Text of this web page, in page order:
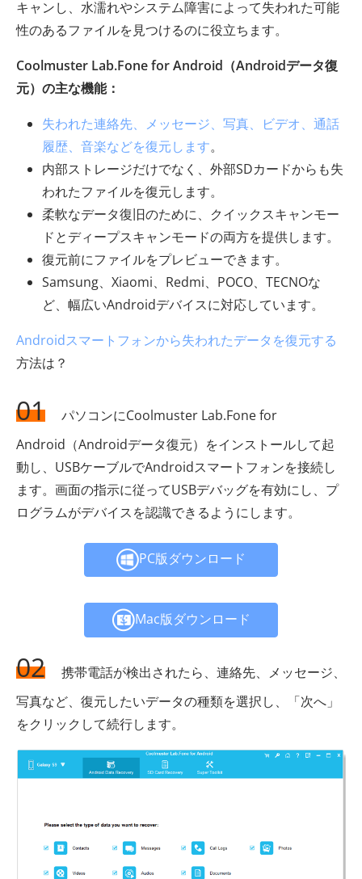
キャンし、水濡れやシステム障害によって失われた可能
性のあるファイルを見つけるのに役立ちます。
Coolmuster Lab.Fone for Android（Androidデータ復
元）の主な機能：
失われた連絡先、メッセージ、写真、ビデオ、通話
履歴、音楽などを復元します。
内部ストレージだけでなく、外部SDカードからも失
われたファイルを復元します。
柔軟なデータ復旧のために、クイックスキャンモー
ドとディープスキャンモードの両方を提供します。
復元前にファイルをプレビューできます。
Samsung、Xiaomi、Redmi、POCO、TECNOな
ど、幅広いAndroidデバイスに対応しています。
Androidスマートフォンから失われたデータを復元する
方法は？
01
パソコンにCoolmuster Lab.Fone for
Android（Androidデータ復元）をインストールして起
動し、USBケーブルでAndroidスマートフォンを接続し
ます。画面の指示に従ってUSBデバッグを有効にし、プ
ログラムがデバイスを認識できるようにします。
PC版ダウンロード
Mac版ダウンロード
02
携帯電話が検出されたら、連絡先、メッセージ、
写真など、復元したいデータの種類を選択し、「次へ」
をクリックして続行します。